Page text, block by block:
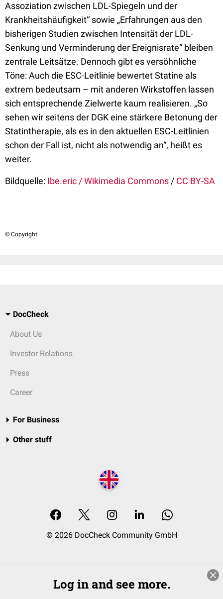
Assoziation zwischen LDL-Spiegeln und der
Krankheitshäufigkeit“ sowie „Erfahrungen aus den
bisherigen Studien zwischen Intensität der LDL-
Senkung und Verminderung der Ereignisrate“ bleiben
zentrale Leitsätze. Dennoch gibt es versöhnliche
Töne: Auch die ESC-Leitlinie bewertet Statine als
extrem bedeutsam – mit anderen Wirkstoffen lassen
sich entsprechende Zielwerte kaum realisieren. „So
sehen wir seitens der DGK eine stärkere Betonung der
Statintherapie, als es in den aktuellen ESC-Leitlinien
schon der Fall ist, nicht als notwendig an“, heißt es
weiter.
Bildquelle: Ibe.eric / Wikimedia Commons / CC BY-SA
© Copyright
DocCheck
About Us
Investor Relations
Press
Career
For Business
Other stuff
© 2026 DocCheck Community GmbH
Log in and see more.